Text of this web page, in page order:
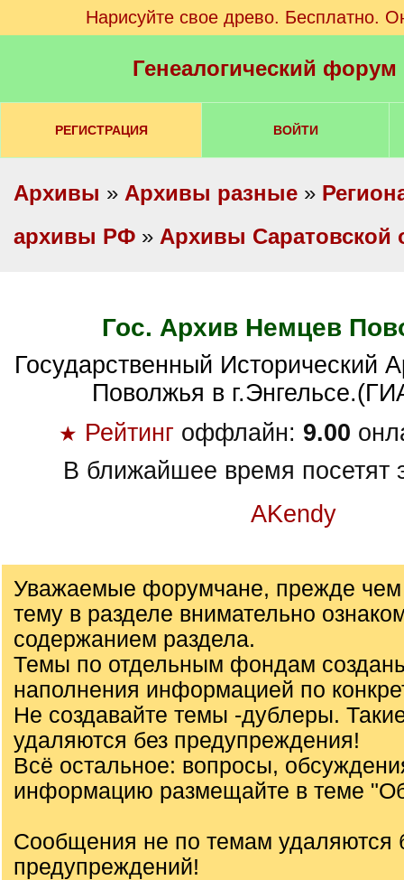
Нарисуйте свое древо. Бесплатно.
Генеалогический
РЕГИСТРАЦИЯ ВОЙТИ
Архивы » Архивы разные »
архивы РФ » Архивы Саратовской
Гос. Архив Немцев
Государственный Исторический Архив Немцев
Поволжья в
★ Рейтинг оффлайн: 9.00
В ближайшее время посетят
AKendy
Уважаемые форумчане, прежде чем
тему в разделе внимательно
содержанием раздела.
Темы по отдельным фондам
наполнения информацией по
Не создавайте темы -дублеры.
удаляются без предупреждения!
Всё остальное: вопросы,
информацию размещайте в теме
Сообщения не по темам удаляются
предупреждений!